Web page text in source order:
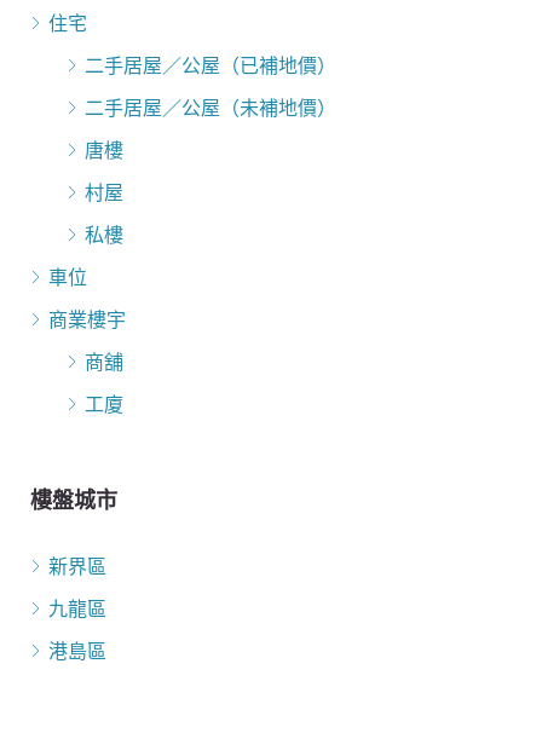
住宅
二手居屋／公屋（已補地價）
二手居屋／公屋（未補地價）
唐樓
村屋
私樓
車位
商業樓宇
商舖
工廈
樓盤城市
新界區
九龍區
港島區